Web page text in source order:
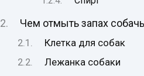
Чем отмыть запах
Клетка для собак
Лежанка собаки